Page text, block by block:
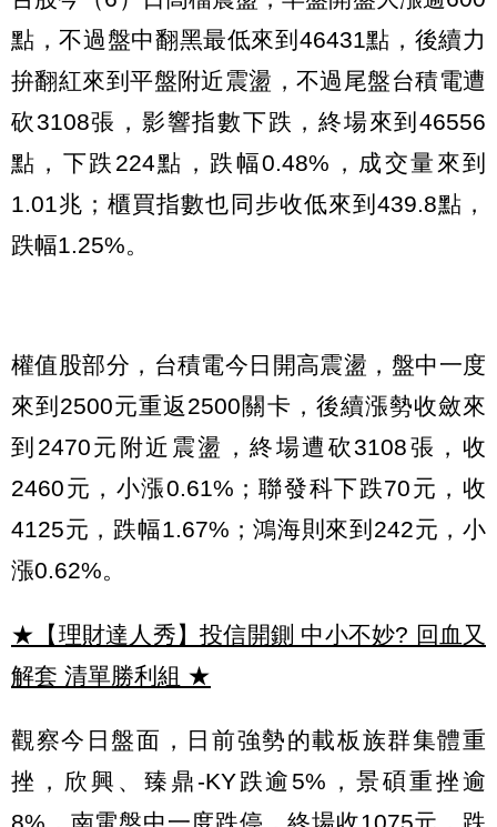
點，不過盤中翻黑最低來到46431點，後續力
拚翻紅來到平盤附近震盪，不過尾盤台積電遭
砍3108張，影響指數下跌，終場來到46556
點，下跌224點，跌幅0.48%，成交量來到
1.01兆；櫃買指數也同步收低來到439.8點，
跌幅1.25%。
權值股部分，台積電今日開高震盪，盤中一度
來到2500元重返2500關卡，後續漲勢收斂來
到2470元附近震盪，終場遭砍3108張，收
2460元，小漲0.61%；聯發科下跌70元，收
4125元，跌幅1.67%；鴻海則來到242元，小
漲0.62%。
★【理財達人秀】投信開鍘 中小不妙? 回血又
解套 清單勝利組 ★
觀察今日盤面，日前強勢的載板族群集體重
挫，欣興、臻鼎-KY跌逾5%，景碩重挫逾